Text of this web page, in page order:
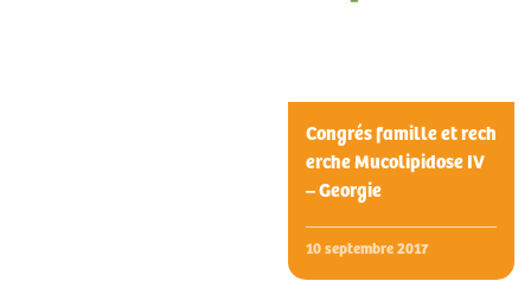
Congrés famille et rech
erche Mucolipidose IV
– Georgie
10 septembre 2017